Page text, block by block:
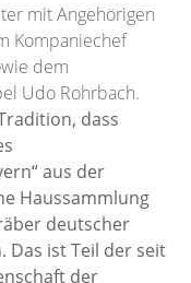
mit Angehörigen
Kompaniechef
dem
Udo Rohrbach.
dass
aus der
Haussammlung
deutscher
Das ist Teil der seit
der